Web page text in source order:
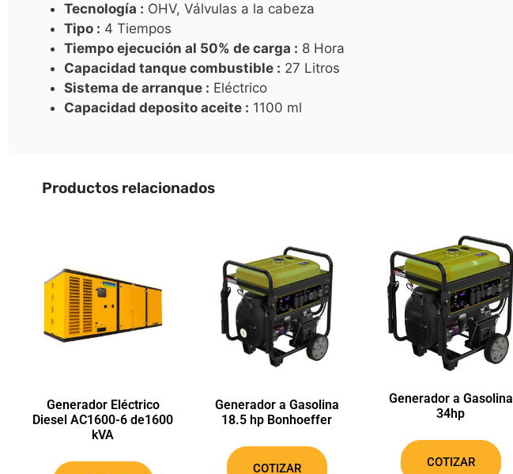
Tecnología : OHV, Válvulas a la cabeza
Tipo : 4 Tiempos
Tiempo ejecución al 50% de carga : 8 Hora
Capacidad tanque combustible : 27 Litros
Sistema de arranque : Eléctrico
Capacidad deposito aceite : 1100 ml
Productos relacionados
Generador Eléctrico
Diesel AC1600-6 de1600
kVA
Generador a Gasolina
18.5 hp Bonhoeffer
COTIZAR
Generador a Gasolina
34hp
COTIZAR